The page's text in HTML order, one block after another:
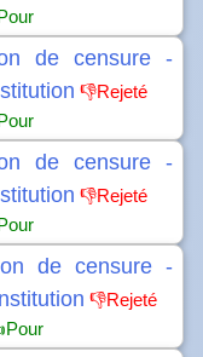
de censure -
👎Rejeté
de censure -
👎Rejeté
de censure -
👎Rejeté